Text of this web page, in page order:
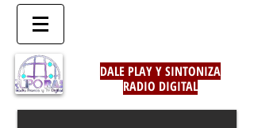
DALE PLAY Y SINTONIZA
RADIO DIGITAL